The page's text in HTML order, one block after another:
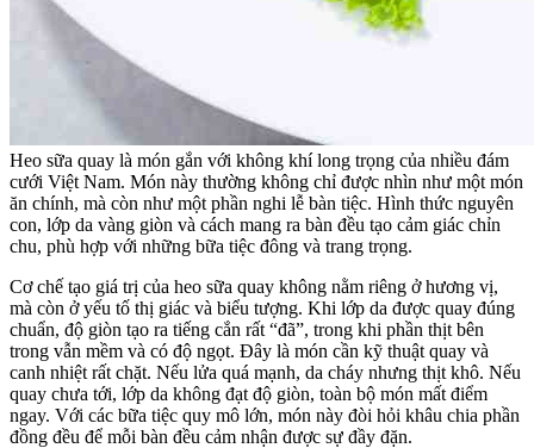
Heo sữa quay là món gắn với không khí long trọng của nhiều đám
cưới Việt Nam. Món này thường không chỉ được nhìn như một món
ăn chính, mà còn như một phần nghi lễ bàn tiệc. Hình thức nguyên
con, lớp da vàng giòn và cách mang ra bàn đều tạo cảm giác chỉn
chu, phù hợp với những bữa tiệc đông và trang trọng.
Cơ chế tạo giá trị của heo sữa quay không nằm riêng ở hương vị,
mà còn ở yếu tố thị giác và biểu tượng. Khi lớp da được quay đúng
chuẩn, độ giòn tạo ra tiếng cắn rất “đã”, trong khi phần thịt bên
trong vẫn mềm và có độ ngọt. Đây là món cần kỹ thuật quay và
canh nhiệt rất chặt. Nếu lửa quá mạnh, da cháy nhưng thịt khô. Nếu
quay chưa tới, lớp da không đạt độ giòn, toàn bộ món mất điểm
ngay. Với các bữa tiệc quy mô lớn, món này đòi hỏi khâu chia phần
đồng đều để mỗi bàn đều cảm nhận được sự đầy đặn.